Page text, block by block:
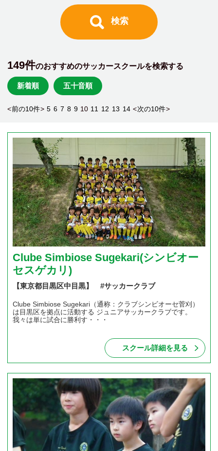
検索
149件のおすすめのサッカースクールを検索する
新着順 五十音順
<前の10件> 5 6 7 8 9 10 11 12 13 14 <次の10件>
Clube Simbiose Sugekari(シンビオー
セスゲカリ)
【東京都目黒区中目黒】 #サッカークラブ
Clube Simbiose Sugekari（通称：クラブシンビオーセ菅刈）
は目黒区を拠点に活動する ジュニアサッカークラブです。
我々は単に試合に勝利す・・・
スクール詳細を見る